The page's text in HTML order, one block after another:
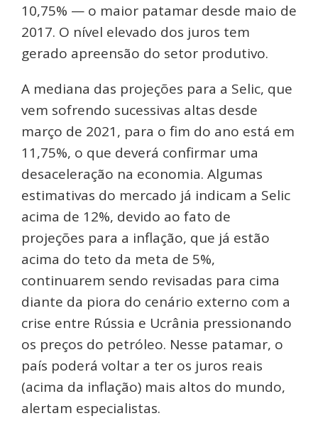
10,75% — o maior patamar desde maio de
2017. O nível elevado dos juros tem
gerado apreensão do setor produtivo.
A mediana das projeções para a Selic, que
vem sofrendo sucessivas altas desde
março de 2021, para o fim do ano está em
11,75%, o que deverá confirmar uma
desaceleração na economia. Algumas
estimativas do mercado já indicam a Selic
acima de 12%, devido ao fato de
projeções para a inflação, que já estão
acima do teto da meta de 5%,
continuarem sendo revisadas para cima
diante da piora do cenário externo com a
crise entre Rússia e Ucrânia pressionando
os preços do petróleo. Nesse patamar, o
país poderá voltar a ter os juros reais
(acima da inflação) mais altos do mundo,
alertam especialistas.